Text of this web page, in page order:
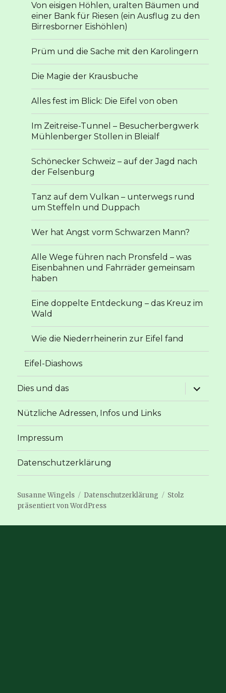
Von eisigen Höhlen, uralten Bäumen und
einer Bank für Riesen (ein Ausflug zu den
Birresborner Eishöhlen)
Prüm und die Sache mit den Karolingern
Die Magie der Krausbuche
Alles fest im Blick: Die Eifel von oben
Im Zeitreise-Tunnel – Besucherbergwerk
Mühlenberger Stollen in Bleialf
Schönecker Schweiz – auf der Jagd nach
der Felsenburg
Tanz auf dem Vulkan – unterwegs rund
um Steffeln und Duppach
Wer hat Angst vorm Schwarzen Mann?
Alle Wege führen nach Pronsfeld – was
Eisenbahnen und Fahrräder gemeinsam
haben
Eine doppelte Entdeckung – das Kreuz im
Wald
Wie die Niederrheinerin zur Eifel fand
Eifel-Diashows
Dies und das
Nützliche Adressen, Infos und Links
Impressum
Datenschutzerklärung
Susanne Wingels Datenschutzerklärung
Stolz
präsentiert von WordPress